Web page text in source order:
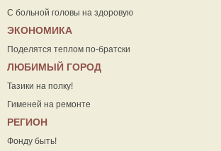
С больной головы на здоровую
ЭКОНОМИКА
Поделятся теплом по-братски
ЛЮБИМЫЙ ГОРОД
Тазики на полку!
Гименей на ремонте
РЕГИОН
Фонду быть!